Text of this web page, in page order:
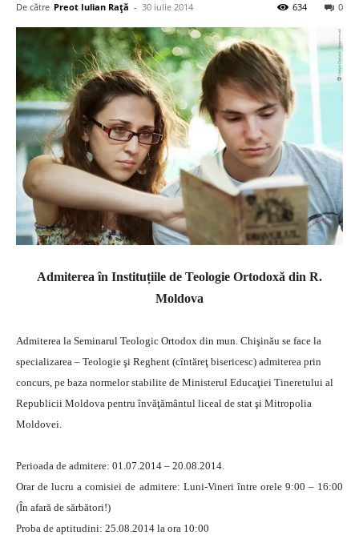
De către Preot Iulian Raţă - 30 iulie 2014 0
634
Admiterea în Instituțiile de Teologie Ortodoxă din R.
Moldova
Admiterea la Seminarul Teologic Ortodox din mun. Chişinău se face la
specializarea – Teologie şi Reghent (cîntăreţ bisericesc) admiterea prin
concurs, pe baza normelor stabilite de Ministerul Educaţiei Tineretului al
Republicii Moldova pentru învăţământul liceal de stat şi Mitropolia
Moldovei.
Perioada de admitere: 01.07.2014 – 20.08.2014.
Orar de lucru a comisiei de admitere: Luni-Vineri între orele 9:00 – 16:00
(În afară de sărbători!)
Proba de aptitudini: 25.08.2014 la ora 10:00